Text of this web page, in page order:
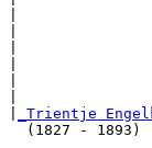
|
_Trientje
(1827 - 1893)